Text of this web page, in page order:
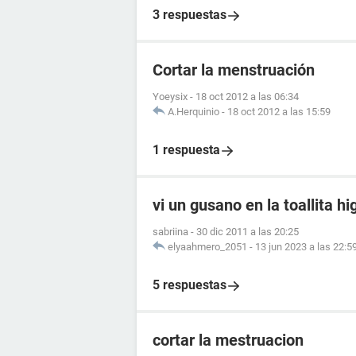
3 respuestas
Cortar la menstruación
Yoeysix - 18 oct 2012 a las 06:34
A.Herquinio - 18 oct 2012 a las 15:59
1 respuesta
vi un gusano en la toallita
sabriina - 30 dic 2011 a las 20:25
elyaahmero_2051 - 13 jun 2023 a las
5 respuestas
cortar la mestruacion